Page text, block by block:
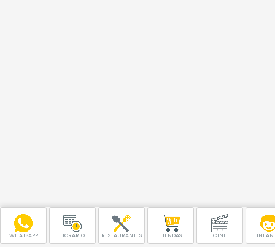
WHATSAPP HORARIO RESTAURANTES TIENDAS CINE